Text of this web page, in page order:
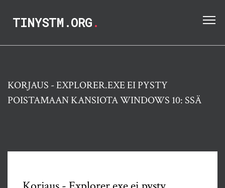
TINYSTM.ORG.
KORJAUS - EXPLORER.EXE EI PYSTY
POISTAMAAN KANSIOTA WINDOWS 10: SSÄ